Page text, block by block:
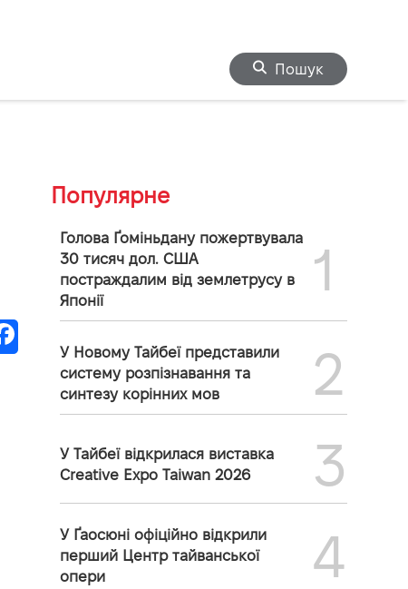
Пошук
Популярне
Голова Ґоміньдану пожертвувала
30 тисяч дол. США
постраждалим від землетрусу в
Японії
1
У Новому Тайбеї представили
систему розпізнавання та
синтезу корінних мов
2
У Тайбеї відкрилася виставка
Creative Expo Taiwan 2026
3
У Ґаосюні офіційно відкрили
перший Центр тайванської
опери
4